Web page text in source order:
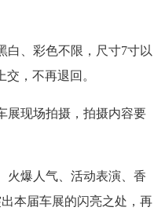
白、彩色不限，尺寸7寸以
交，不再退回。
展现场拍摄，拍摄内容要
火爆人气、活动表演、香
本届车展的闪亮之处，再